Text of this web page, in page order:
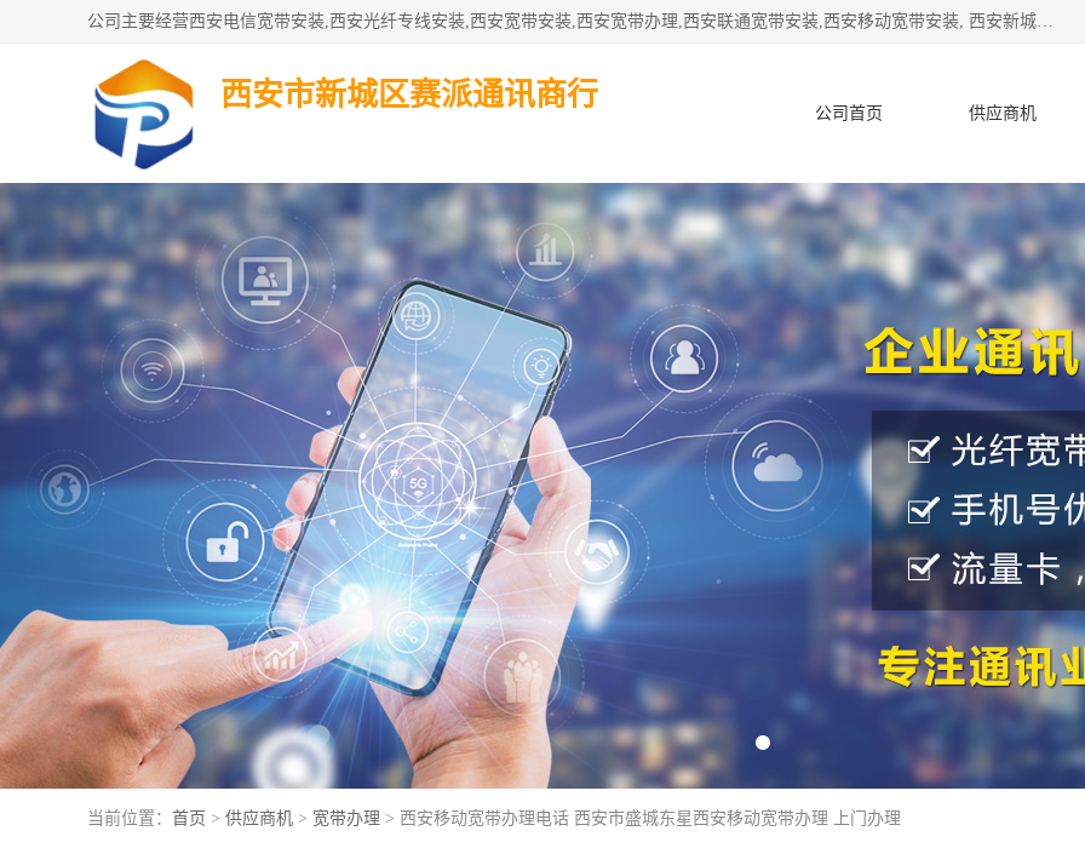
公司主要经营西安电信宽带安装,西安光纤专线安装,西安宽带安装,西安宽带办理,西安联通宽带安装,西安移动宽带安装, 西安新城赛派通讯商行从事西安地区的联通，移动，电信宽带安装，光纤专线安装，宽带办理等业务
西安市新城区赛派通讯商行
公司首页 供应商机
产品知识 客户案例
当前位置： 首页 > 供应商机 > 宽带办理 > 西安移动宽带办理电话 西安市盛城东星西安移动宽带办理 上门办理